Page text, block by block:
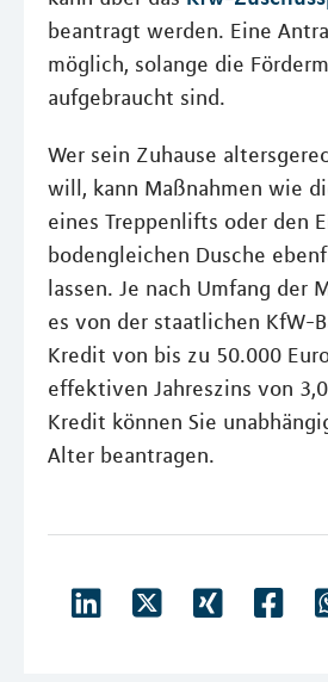
beantragt werden. Eine
möglich, solange die
aufgebraucht sind.
Wer sein Zuhause
will, kann Maßnahmen wie
eines Treppenlifts oder den
bodengleichen Dusche
lassen. Je nach Umfang der
es von der staatlichen KfW-
Kredit von bis zu 50.000
effektiven Jahreszins von
Kredit können Sie
Alter beantragen.